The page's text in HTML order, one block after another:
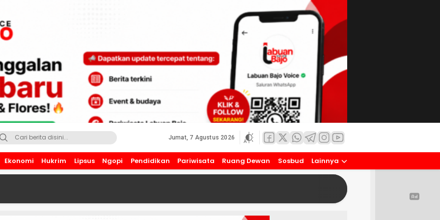
Jumat, 7 Agustus 2026
Ekonomi Hukrim Lipsus Ngopi Pendidikan Pariwisata Ruang Dewan Sosbud Lainnya